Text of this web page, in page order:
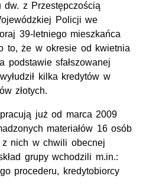
dw. z Przestępczością
Policji we
39-letniego mieszkańca
to, że w okresie od kwietnia
podstawie sfałszowanej
kilka kredytów w
złotych.
już od marca 2009
materiałów 16 osób
z nich w chwili obecnej
grupy wchodzili m.in.:
procederu, kredytobiorcy